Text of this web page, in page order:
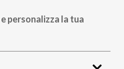
e personalizza la tua